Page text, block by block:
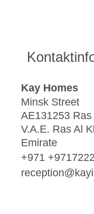
Kay Homes
Minsk Street
AE131253
V.A.E. Ras Al
Emirate
+971